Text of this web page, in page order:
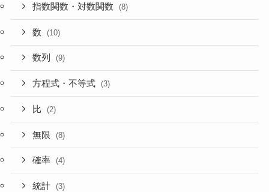
指数関数・対数関数 (8)
数 (10)
数列 (9)
方程式・不等式 (3)
比 (2)
無限 (8)
確率 (4)
統計 (3)